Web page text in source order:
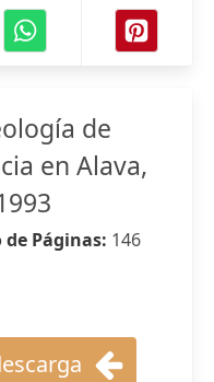
de
en Alava,
Páginas: 146